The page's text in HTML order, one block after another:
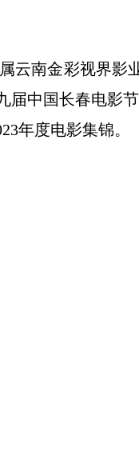
云南金彩视界影
中国长春电影
年度电影集锦。